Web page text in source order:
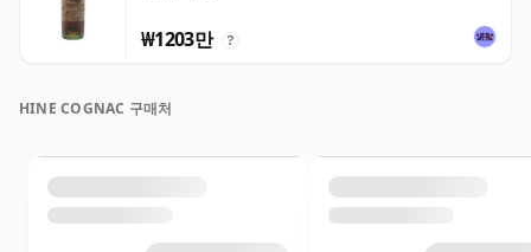
₩1203만 ?
HINE COGNAC 구매처